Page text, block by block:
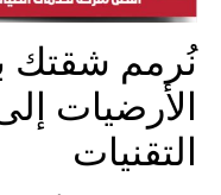
نُرمم شقتك
الأرضيات
التقنيات